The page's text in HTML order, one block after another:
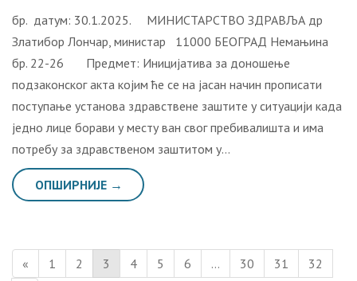
бр. датум: 30.1.2025. МИНИСТАРСТВО ЗДРАВЉА др
Златибор Лончар, министар 11000 БЕОГРАД Немањина
бр. 22-26 Предмет: Иницијатива за доношење
подзаконског акта којим ће се на јасан начин прописати
поступање установа здравствене заштите у ситуацији када
једно лице борави у месту ван свог пребивалишта и има
потребу за здравственом заштитом у…
ОПШИРНИЈЕ →
« 1 2 3 4 5 6 … 30 31
32